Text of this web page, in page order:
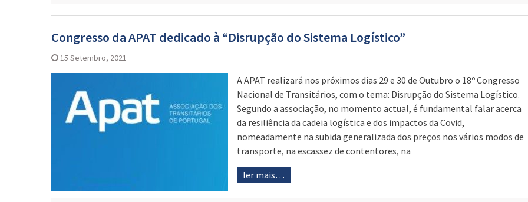
Congresso da APAT dedicado à “Disrupção do Sistema Logístico”
15 Setembro, 2021
A APAT realizará nos próximos dias 29 e 30 de Outubro o 18º Congresso
Nacional de Transitários, com o tema: Disrupção do Sistema Logístico.
Segundo a associação, no momento actual, é fundamental falar acerca
da resiliência da cadeia logística e dos impactos da Covid,
nomeadamente na subida generalizada dos preços nos vários modos de
transporte, na escassez de contentores, na
ler mais…